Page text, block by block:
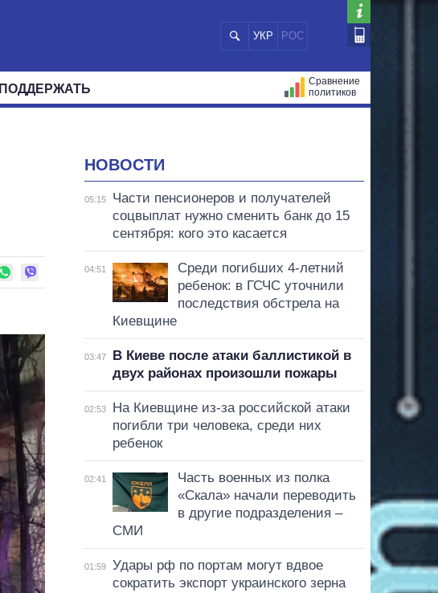
УКР РОС
ПОДДЕРЖАТЬ
Сравнение
политиков
НОВОСТИ
05:15
Части пенсионеров и получателей
соцвыплат нужно сменить банк до 15
сентября: кого это касается
04:51
Среди погибших 4-летний
ребенок: в ГСЧС уточнили
последствия обстрела на
Киевщине
03:47
В Киеве после атаки баллистикой в
двух районах произошли пожары
02:53
На Киевщине из-за российской атаки
погибли три человека, среди них
ребенок
02:41
Часть военных из полка
«Скала» начали переводить
в другие подразделения –
СМИ
01:59
Удары рф по портам могут вдвое
сократить экспорт украинского зерна